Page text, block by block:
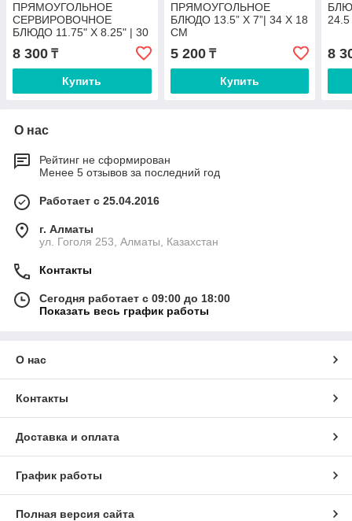
ПРЯМОУГОЛЬНОЕ
СЕРВИРОВОЧНОЕ
БЛЮДО 11.75" X 8.25" | 30
X 21 CM
8 300 ₸
Купить
ПРЯМОУГОЛЬНОЕ
БЛЮДО 13.5” X 7”| 34 X 18
CM
5 200₸
Купить
24.5
8
О нас
Рейтинг не сформирован
Менее 5 отзывов за последний год
Работает с 25.04.2016
г. Алматы
ул. Гоголя 253, Алматы, Казахстан
Контакты
Сегодня работает с 09:00 до 18:00
Показать весь график работы
О нас
Контакты
Доставка и оплата
График работы
Полная версия сайта